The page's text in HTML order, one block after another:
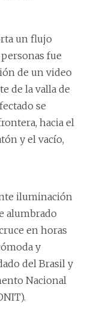
un flujo
fue
de un video
de la valla de
se
hacia el
y el vacío,
iluminación
alumbrado
en horas
y
del Brasil y
Nacional